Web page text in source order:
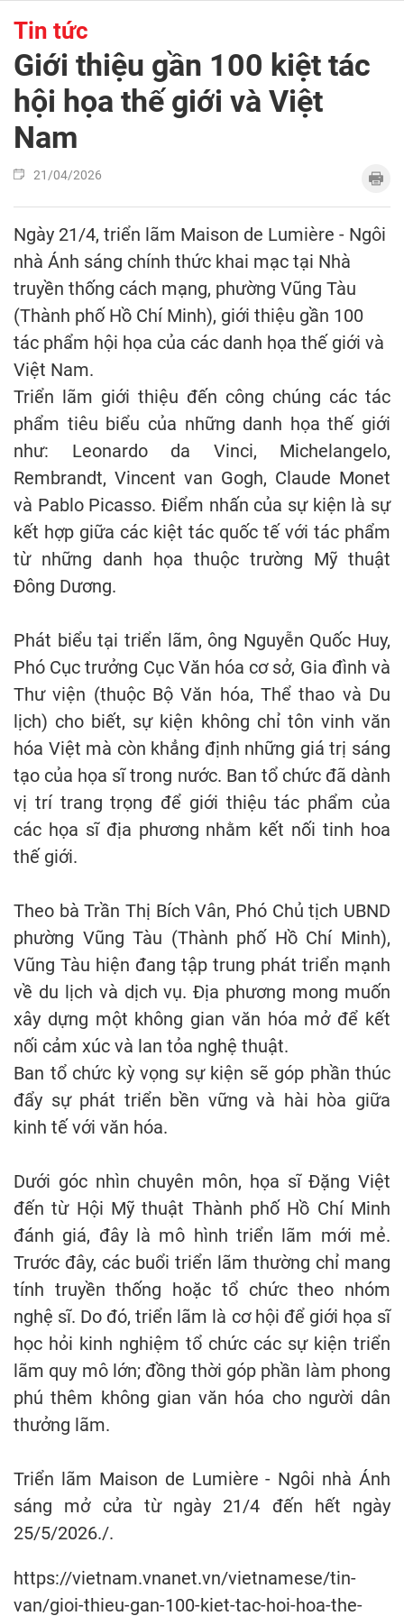
Tin tức
Giới thiệu gần 100 kiệt tác
hội họa thế giới và Việt
Nam
21/04/2026
Ngày 21/4, triển lãm Maison de Lumière - Ngôi
nhà Ánh sáng chính thức khai mạc tại Nhà
truyền thống cách mạng, phường Vũng Tàu
(Thành phố Hồ Chí Minh), giới thiệu gần 100
tác phẩm hội họa của các danh họa thế giới và
Việt Nam.
Triển lãm giới thiệu đến công chúng các tác
phẩm tiêu biểu của những danh họa thế giới
như: Leonardo da Vinci, Michelangelo,
Rembrandt, Vincent van Gogh, Claude Monet
và Pablo Picasso. Điểm nhấn của sự kiện là sự
kết hợp giữa các kiệt tác quốc tế với tác phẩm
từ những danh họa thuộc trường Mỹ thuật
Đông Dương.
Phát biểu tại triển lãm, ông Nguyễn Quốc Huy,
Phó Cục trưởng Cục Văn hóa cơ sở, Gia đình và
Thư viện (thuộc Bộ Văn hóa, Thể thao và Du
lịch) cho biết, sự kiện không chỉ tôn vinh văn
hóa Việt mà còn khẳng định những giá trị sáng
tạo của họa sĩ trong nước. Ban tổ chức đã dành
vị trí trang trọng để giới thiệu tác phẩm của
các họa sĩ địa phương nhằm kết nối tinh hoa
thế giới.
Theo bà Trần Thị Bích Vân, Phó Chủ tịch UBND
phường Vũng Tàu (Thành phố Hồ Chí Minh),
Vũng Tàu hiện đang tập trung phát triển mạnh
về du lịch và dịch vụ. Địa phương mong muốn
xây dựng một không gian văn hóa mở để kết
nối cảm xúc và lan tỏa nghệ thuật.
Ban tổ chức kỳ vọng sự kiện sẽ góp phần thúc
đẩy sự phát triển bền vững và hài hòa giữa
kinh tế với văn hóa.
Dưới góc nhìn chuyên môn, họa sĩ Đặng Việt
đến từ Hội Mỹ thuật Thành phố Hồ Chí Minh
đánh giá, đây là mô hình triển lãm mới mẻ.
Trước đây, các buổi triển lãm thường chỉ mang
tính truyền thống hoặc tổ chức theo nhóm
nghệ sĩ. Do đó, triển lãm là cơ hội để giới họa sĩ
học hỏi kinh nghiệm tổ chức các sự kiện triển
lãm quy mô lớn; đồng thời góp phần làm phong
phú thêm không gian văn hóa cho người dân
thưởng lãm.
Triển lãm Maison de Lumière - Ngôi nhà Ánh
sáng mở cửa từ ngày 21/4 đến hết ngày
25/5/2026./.
https://vietnam.vnanet.vn/vietnamese/tin-
van/gioi-thieu-gan-100-kiet-tac-hoi-hoa-the-